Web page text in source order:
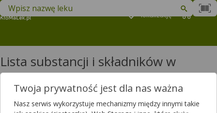
lokalizację
Znajdź lek w swojej okolicy
Lista substancji i składników w
produktach: litera L
Lista substancji i składników w produktach: litera L
Labetalolum
Twoja prywatność jest dla nas ważna
Nasz serwis wykorzystuje mechanizmy między innymi takie